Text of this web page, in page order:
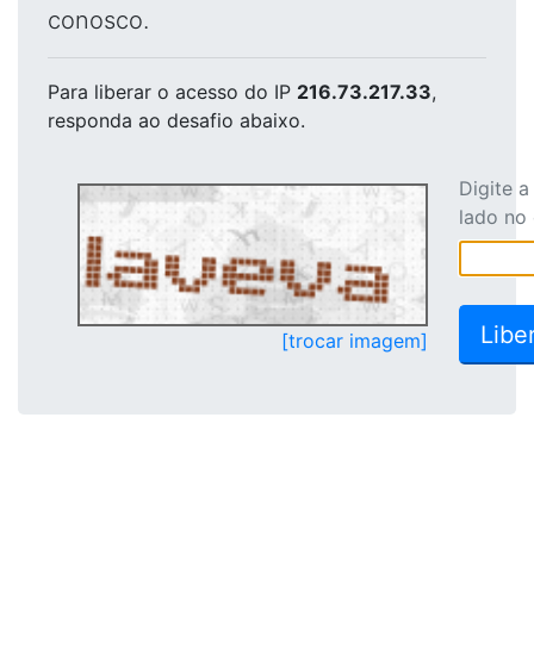
conosco.
Para liberar o acesso do IP 216.73.217.33,
responda ao desafio abaixo.
[trocar imagem]
Digite
lado no